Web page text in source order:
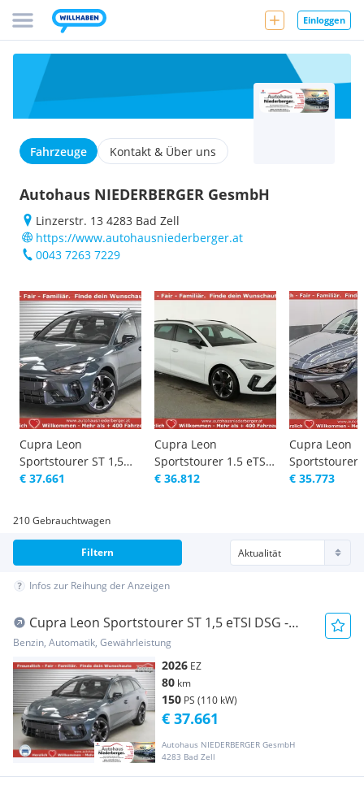
Einloggen
Fahrzeuge Kontakt & Über uns
Autohaus NIEDERBERGER GesmbH
Linzerstr. 13 4283 Bad Zell
https://www.autohausniederberger.at
0043 7263 7229
Cupra Leon
Sportstourer ST 1,5
eTSI DSG - LAGER
€ 37.661
Cupra Leon
Sportstourer 1.5 eTSI
110 kW ST DSG, AH...
€ 36.812
Cupra Leon
Sportstourer
DSG 150PS
€ 35.773
210 Gebrauchtwagen
Filtern
Infos zur Reihung der Anzeigen
Cupra Leon Sportstourer ST 1,5 eTSI DSG -
LAGER
Benzin, Automatik, Gewährleistung
2026 EZ
80 km
150 PS (110 kW)
Autohaus NIEDERBERGER GesmbH
4283 Bad Zell
€ 37.661